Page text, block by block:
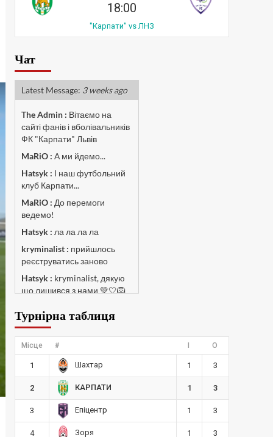
18:00
"Карпати" vs ЛНЗ
Чат
Latest Message: 3 weeks ago
The Admin: Вітаємо на
сайті фанів і вболівальників
ФК "Карпати" Львів
MaRiO : А ми йдемо...
Hatsyk : І наш футбольний
клуб Карпати...
MaRiO : До перемоги
ведемо!
Hatsyk : ла ла ла ла
kryminalist : прийшлось
реєструватись заново
Hatsyk : kryminalist, дякую
що лишився з нами 💚🤍🦁
оживає, то добре!
MaRiO :Знов у клубі
бардак...
Hatsyk :
Все буде добре
Torsida_LEMBERG_1963 :
Всім привіт, знову з вами)
Hatsyk :
Torsida_LEMBERG_1963 ,
Турнірна таблиця
Місце # О
1 Шахтар 1 3
2 КАРПАТИ 1 3
3 Епіцентр 1 3
4 Зоря 1 3